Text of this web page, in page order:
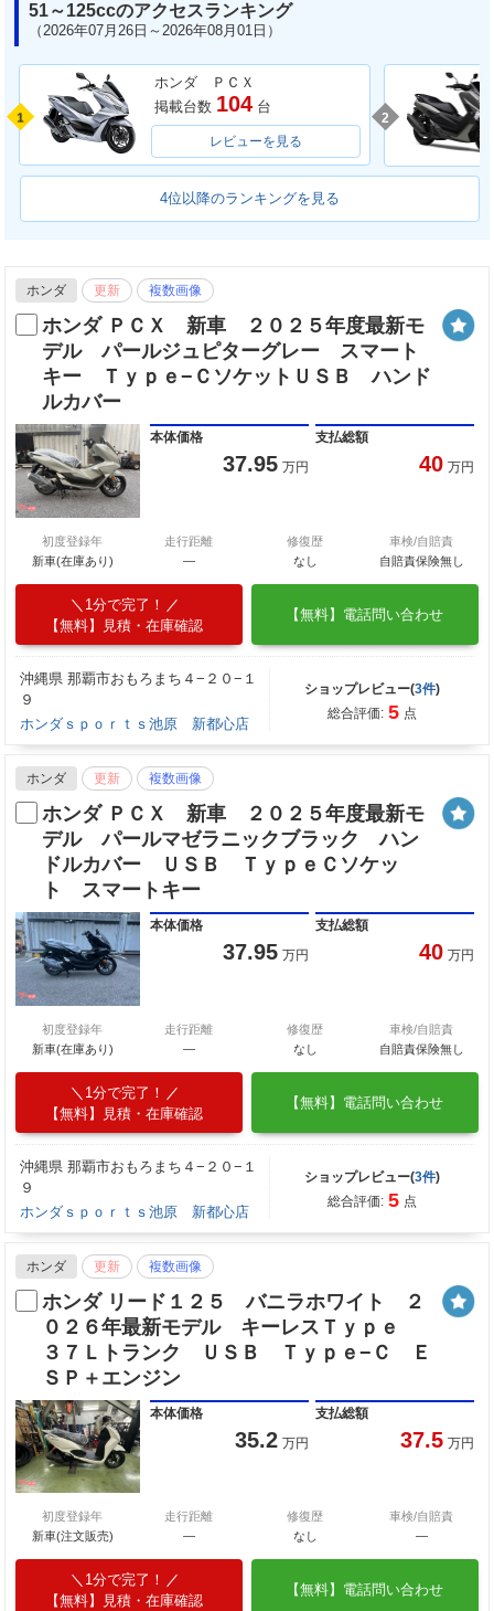
51～125ccのアクセスランキング
（2026年07月26日～2026年08月01日）
1
ホンダ ＰＣＸ
掲載台数 104 台
レビューを見る
2
4位以降のランキングを見る
ホンダ 更新 複数画像
ホンダ ＰＣＸ 新車 ２０２５年度最新モ
デル パールジュピターグレー スマート
キー Ｔｙｐｅ−ＣソケットＵＳＢ ハンド
ルカバー
本体価格
37.95 万円
支払総額
40 万円
初度登録年
新車(在庫あり)
走行距離
―
修復歴
なし
車検/自賠責
自賠責保険無し
1分で完了！
【無料】見積・在庫確認
【無料】電話問い合わせ
沖縄県 那覇市おもろまち４−２０−１
９
ホンダｓｐｏｒｔｓ池原 新都心店
ショップレビュー(3件)
総合評価: 5 点
ホンダ 更新 複数画像
ホンダ ＰＣＸ 新車 ２０２５年度最新モ
デル パールマゼラニックブラック ハン
ドルカバー ＵＳＢ ＴｙｐｅＣソケッ
ト スマートキー
本体価格
37.95 万円
支払総額
40 万円
初度登録年
新車(在庫あり)
走行距離
―
修復歴
なし
車検/自賠責
自賠責保険無し
1分で完了！
【無料】見積・在庫確認
【無料】電話問い合わせ
沖縄県 那覇市おもろまち４−２０−１
９
ホンダｓｐｏｒｔｓ池原 新都心店
ショップレビュー(3件)
総合評価: 5 点
ホンダ 更新 複数画像
ホンダ リード１２５ バニラホワイト ２
０２６年最新モデル キーレスＴｙｐｅ
３７Ｌトランク ＵＳＢ Ｔｙｐｅ−Ｃ Ｅ
ＳＰ＋エンジン
本体価格
35.2 万円
支払総額
37.5 万円
初度登録年
新車(注文販売)
走行距離
―
修復歴
なし
車検/自賠責
―
1分で完了！
【無料】見積・在庫確認
【無料】電話問い合わせ